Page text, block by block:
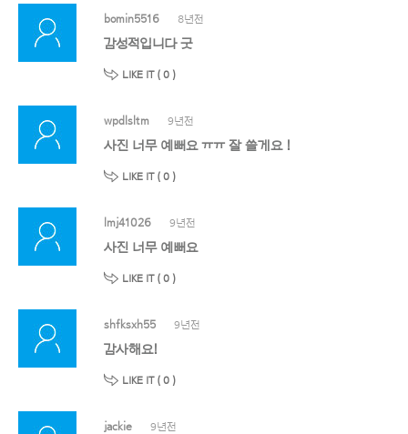
bomin5516 8년전
감성적입니다 굿
LIKE IT ( 0 )
wpdlsltm 9년전
사진 너무 예뻐요 ㅠㅠ 잘 쓸게요 !
LIKE IT ( 0 )
lmj41026 9년전
사진 너무 예뻐요
LIKE IT ( 0 )
shfksxh55 9년전
감사해요!
LIKE IT ( 0 )
jackie 9년전